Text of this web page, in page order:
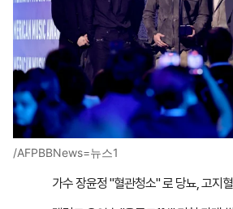
/AFPBBNews=뉴스1